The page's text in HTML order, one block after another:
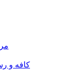
کافه و